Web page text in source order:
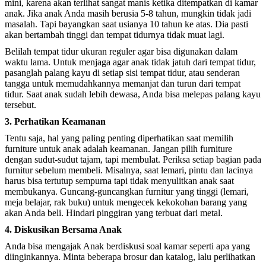
mini, karena akan terlihat sangat manis ketika ditempatkan di kamar
anak. Jika anak Anda masih berusia 5-8 tahun, mungkin tidak jadi
masalah. Tapi bayangkan saat usianya 10 tahun ke atas. Dia pasti
akan bertambah tinggi dan tempat tidurnya tidak muat lagi.
Belilah tempat tidur ukuran reguler agar bisa digunakan dalam
waktu lama. Untuk menjaga agar anak tidak jatuh dari tempat tidur,
pasanglah palang kayu di setiap sisi tempat tidur, atau senderan
tangga untuk memudahkannya memanjat dan turun dari tempat
tidur. Saat anak sudah lebih dewasa, Anda bisa melepas palang kayu
tersebut.
3. Perhatikan Keamanan
Tentu saja, hal yang paling penting diperhatikan saat memilih
furniture untuk anak adalah keamanan. Jangan pilih furniture
dengan sudut-sudut tajam, tapi membulat. Periksa setiap bagian pada
furnitur sebelum membeli. Misalnya, saat lemari, pintu dan lacinya
harus bisa tertutup sempurna tapi tidak menyulitkan anak saat
membukanya. Guncang-guncangkan furnitur yang tinggi (lemari,
meja belajar, rak buku) untuk mengecek kekokohan barang yang
akan Anda beli. Hindari pinggiran yang terbuat dari metal.
4. Diskusikan Bersama Anak
Anda bisa mengajak Anak berdiskusi soal kamar seperti apa yang
diinginkannya. Minta beberapa brosur dan katalog, lalu perlihatkan